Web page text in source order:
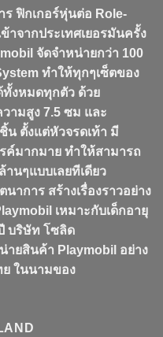
ร ฟิกเกอร์หุ่นต่อ Role-
าจากประเทศเยอรมันครั้ง
จัดจำหน่ายกว่า 100
ทำให้ทุกๆเซ็ตของ
ทั้งหมดทุกตัว ด้วย
ามสูง 7.5 ซม และ
น ตั้งแต่หัวจรดเท้า มี
ค์มากมาย ทำให้สามารถ
านๆแบบเลยทีเดียว
าการ สร้างเรื่องราวอย่าง
เหมาะกับเด็กอายุ
บริษัท โซลิด
ายสินค้า Playmobil อย่าง
ย ในนามของ